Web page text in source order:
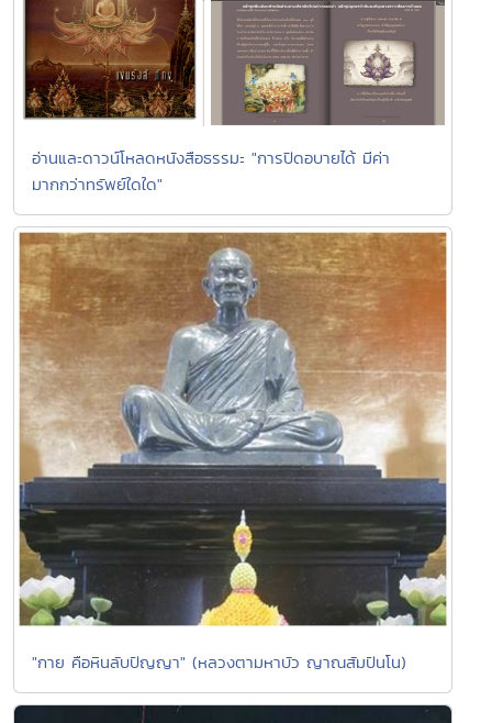
อ่านและดาวน์โหลดหนังสือธรรมะ "การปิดอบายได้ มีค่า
มากกว่าทรัพย์ใดใด"
"กาย คือหินลับปัญญา" (หลวงตามหาบัว ญาณสัมปันโน)